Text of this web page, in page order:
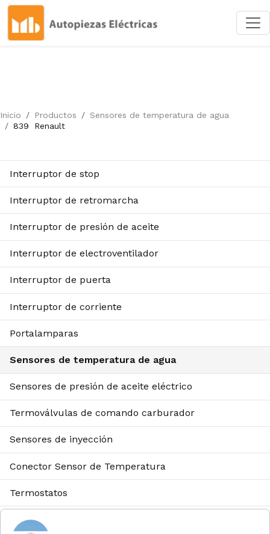
Inicio Productos
Sensores de temperatura de agua
839
Renault
Interruptor de stop
Interruptor de retromarcha
Interruptor de presión de aceite
Interruptor de electroventilador
Interruptor de puerta
Interruptor de corriente
Portalamparas
Sensores de temperatura de agua
Sensores de presión de aceite eléctrico
Termoválvulas de comando carburador
Sensores de inyección
Conector Sensor de Temperatura
Termostatos